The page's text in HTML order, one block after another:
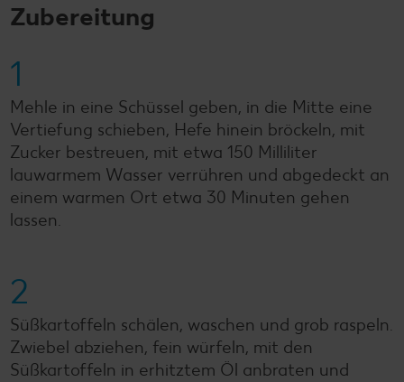
Zubereitung
1
Mehle in eine Schüssel geben, in die Mitte eine
Vertiefung schieben, Hefe hinein bröckeln, mit
Zucker bestreuen, mit etwa 150 Milliliter
lauwarmem Wasser verrühren und abgedeckt an
einem warmen Ort etwa 30 Minuten gehen
lassen.
2
Süßkartoffeln schälen, waschen und grob raspeln.
Zwiebel abziehen, fein würfeln, mit den
Süßkartoffeln in erhitztem Öl anbraten und